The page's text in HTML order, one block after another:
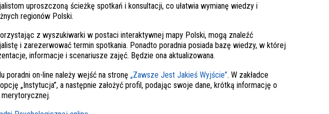
uproszczoną ścieżkę spotkań i konsultacji, co ułatwia wymianę wiedzy i
regionów Polski.
z wyszukiwarki w postaci interaktywnej mapy Polski, mogą znaleźć
i zarezerwować termin spotkania. Ponadto poradnia posiada bazę wiedzy, w której
informacje i scenariusze zajęć. Będzie ona aktualizowana.
poradni on-line należy wejść na stronę „Zawsze Jest Jakieś Wyjście”. W zakładce
„Instytucja”, a następnie założyć profil, podając swoje dane, krótką informację o
merytorycznej.